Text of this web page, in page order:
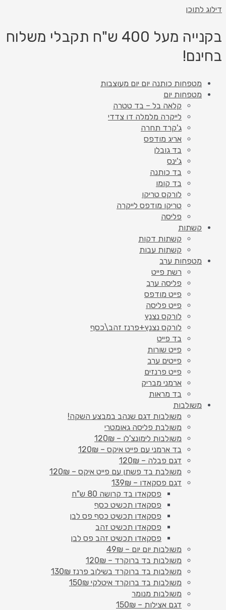
דילוג לתוכן
בקנייה מעל 400 ש"ח תקבלי משלוח
בחינם!
מטפחות כותנה יום יום מעוצבות
מטפחות יום
קלאה בל – בד טטרה
לייקרה מלמלה דו צדדי
ג'קרד תחרה
אריג מודפס
בד גובלן
ג'ינס
בד כותנה
בד קומו
לורקס טריקו
טריקו מודפס לייקרה
פליסה
קשתות
קשתות דקות
קשתות עבות
מטפחות ערב
רשת פייט
פליסה ערב
פייט מודפס
פייט פליסה
לורקס נצנץ
לורקס נצנץ+פרנז זהב\כסף
בד פייט
פייט שורות
פייטים ערב
פייט פרנזים
ארמני מבריק
בד מראות
משולבות
משולבות דגם שנהב במבצע השקה!
משולבת פליסה גאומטרי
משולבות לימונצ'לו – 120₪
בד ארמני עם פייט איקס – 120₪
דגם פבלה – 120₪
משולבת בד פשתן עם פייט איקס – 120₪
דגם פסקאדו – 139₪
פסקאדו בד קרושה 80 ש"ח
פסקאדו תכשיט כסף
פסקאדו תכשיט כסף פס לבן
פסקאדו תכשיט זהב
פסקאדו תכשיט זהב פס לבן
משולבות יום יום – 49₪
משולבות בד ברוקרד – 120₪
משולבות בד ברוקרד בשילוב פרנז 130₪
משולבות בד ברוקרד איטלקי 150₪
משולבות מנומר
דגם אצילות – 150₪